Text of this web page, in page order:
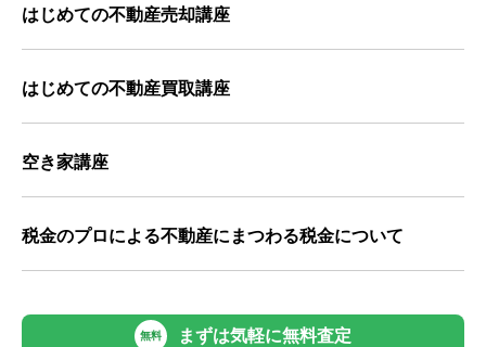
はじめての不動産売却講座
はじめての不動産買取講座
空き家講座
税金のプロによる不動産にまつわる税金について
無料 まずは気軽に無料査定